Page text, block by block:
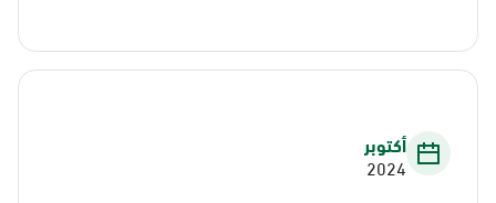
أكتوبر
2024